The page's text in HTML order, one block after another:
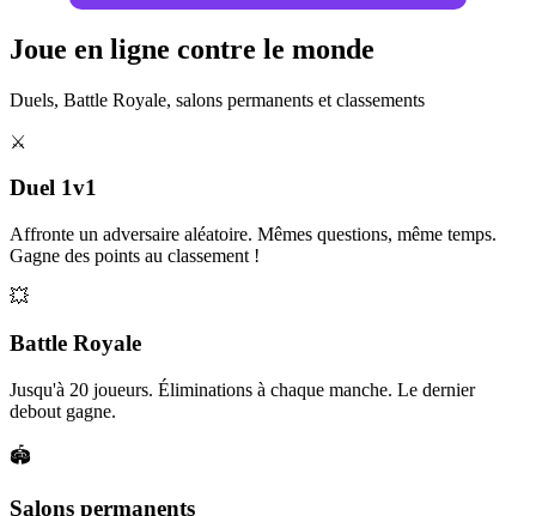
Joue en ligne contre le monde
Duels, Battle Royale, salons permanents et classements
⚔️
Duel 1v1
Affronte un adversaire aléatoire. Mêmes questions, même temps.
Gagne des points au classement !
💥
Battle Royale
Jusqu'à 20 joueurs. Éliminations à chaque manche. Le dernier
debout gagne.
🏟️
Salons permanents